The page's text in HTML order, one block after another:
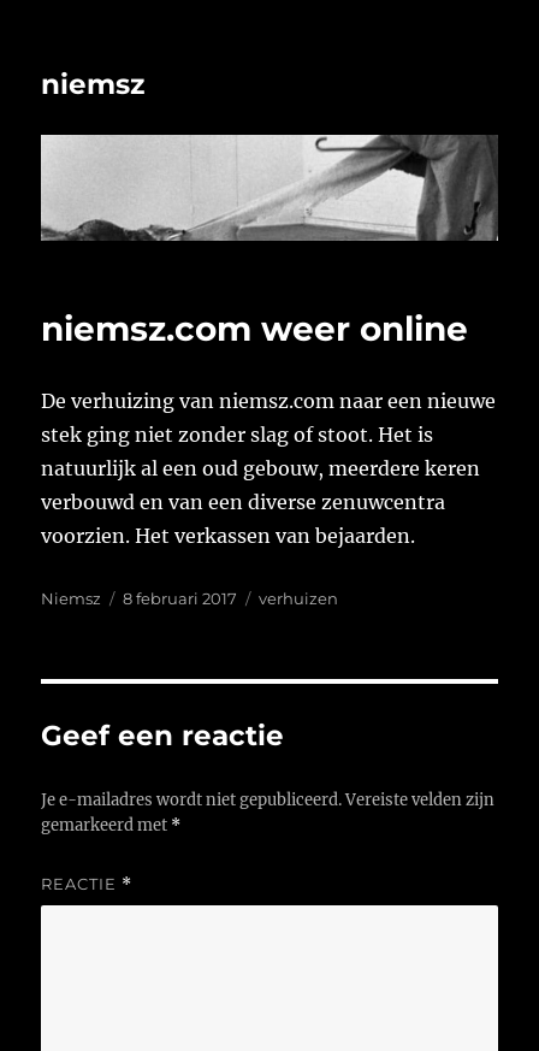
niemsz
niemsz.com weer online
De verhuizing van niemsz.com naar een nieuwe
stek ging niet zonder slag of stoot. Het is
natuurlijk al een oud gebouw, meerdere keren
verbouwd en van een diverse zenuwcentra
voorzien. Het verkassen van bejaarden.
Auteur
Niemsz
Geplaatst
8 februari 2017 Tags
verhuizen
Geef een reactie
Je e-mailadres wordt niet gepubliceerd. Vereiste velden zijn
gemarkeerd met *
REACTIE *